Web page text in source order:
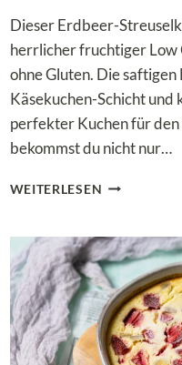
Dieser Erdbeer-
herrlicher fruchtiger Low
ohne Gluten. Die
Käsekuchen-Schicht und
perfekter Kuchen für
bekommst du nicht nur…
WEITERLESEN LOW
VOM
BLECH